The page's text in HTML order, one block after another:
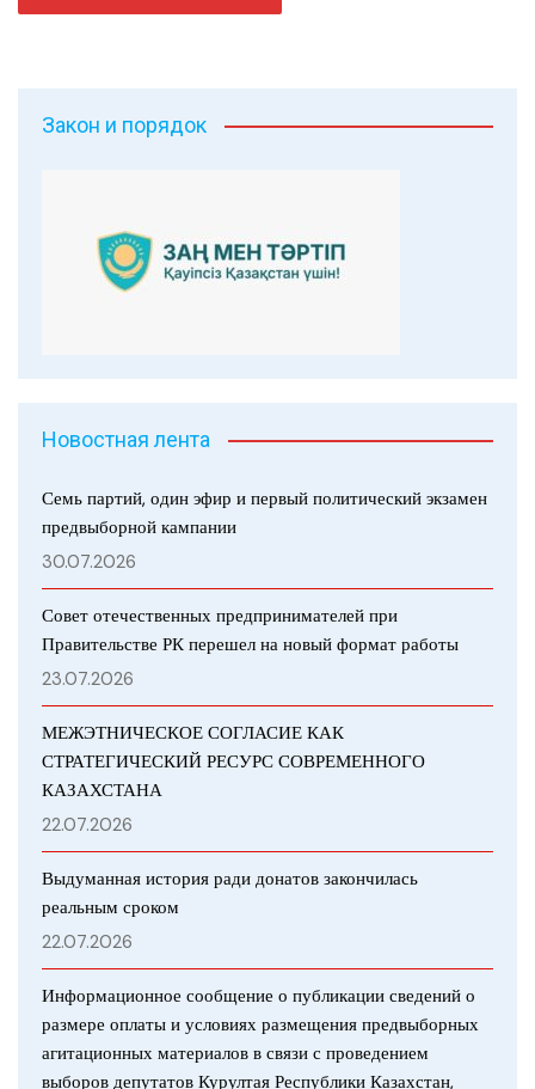
Закон и порядок
Новостная лента
Семь партий, один эфир и первый политический экзамен
предвыборной кампании
30.07.2026
Совет отечественных предпринимателей при
Правительстве РК перешел на новый формат работы
23.07.2026
МЕЖЭТНИЧЕСКОЕ СОГЛАСИЕ КАК
СТРАТЕГИЧЕСКИЙ РЕСУРС СОВРЕМЕННОГО
КАЗАХСТАНА
22.07.2026
Выдуманная история ради донатов закончилась
реальным сроком
22.07.2026
Информационное сообщение о публикации сведений о
размере оплаты и условиях размещения предвыборных
агитационных материалов в связи с проведением
выборов депутатов Курултая Республики Казахстан,